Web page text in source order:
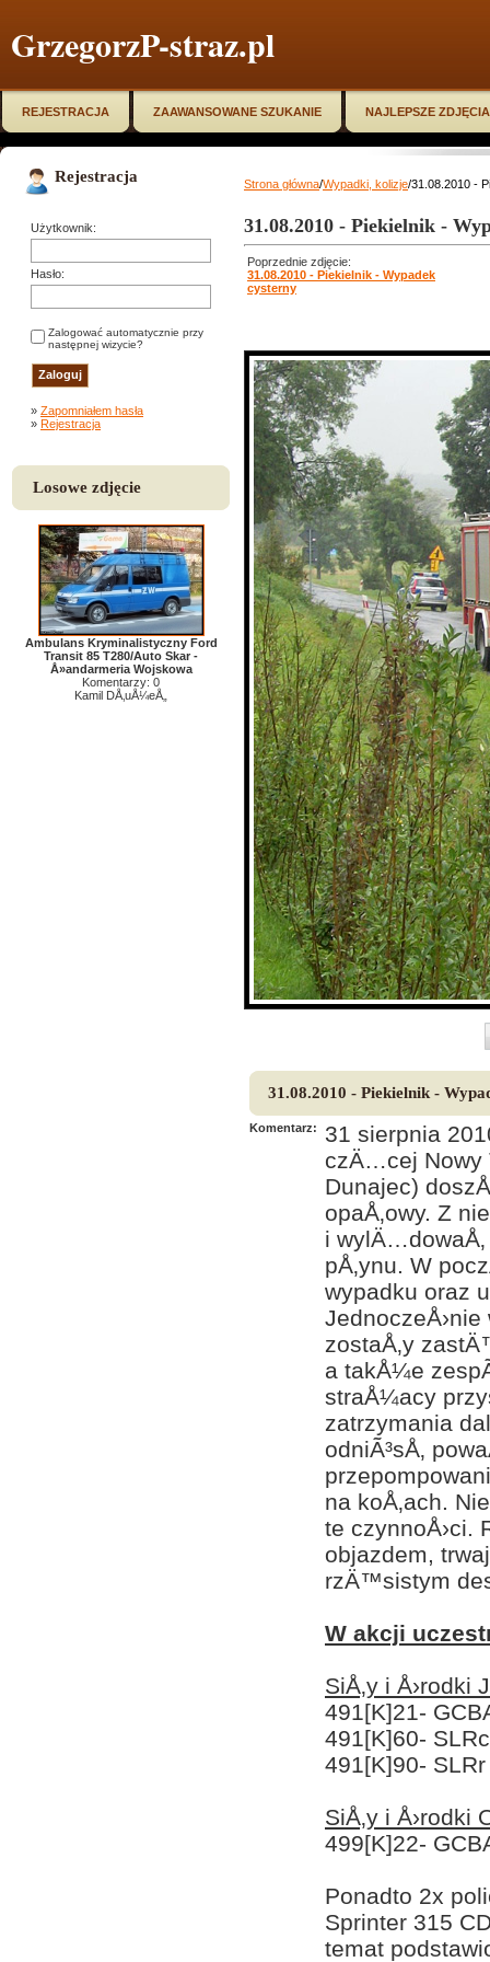
GrzegorzP-straz.pl
REJESTRACJA ZAAWANSOWANE SZUKANIE NAJLEPSZE ZDJĘCIA
Rejestracja
Użytkownik:
Hasło:
Zalogować automatycznie przy
następnej wizycie?
» Zapomniałem hasła
» Rejestracja
Losowe zdjęcie
Ambulans Kryminalistyczny Ford
Transit 85 T280/Auto Skar -
Å»andarmeria Wojskowa
Komentarzy: 0
Kamil DÅ‚uÅ¼eÅ„
Strona główna/Wypadki, kolizje/31.08.2010 -
31.08.2010 - Piekielnik -
Poprzednie zdjęcie:
31.08.2010 - Piekielnik - Wypadek
cysterny
31.08.2010 - Piekielnik -
Komentarz:
31 sierpnia
czÄ…cej Nowy
Dunajec)
opaÅ‚owy. Z
i
pÅ‚ynu. W
wypadku oraz
zostaÅ‚y
a takÅ¼e
straÅ¼acy
zatrzymania
odniÃ³sÅ‚
na koÅ‚ach.
te czynnoÅ›ci.
objazdem,
rzÄ™sistym
W akcji
SiÅ‚y i Å›rodki
491[K]21-
491[K]60-
491[K]90-
SiÅ‚y i Å›rodki
499[K]22-
Ponadto 2x
Sprinter 315
temat